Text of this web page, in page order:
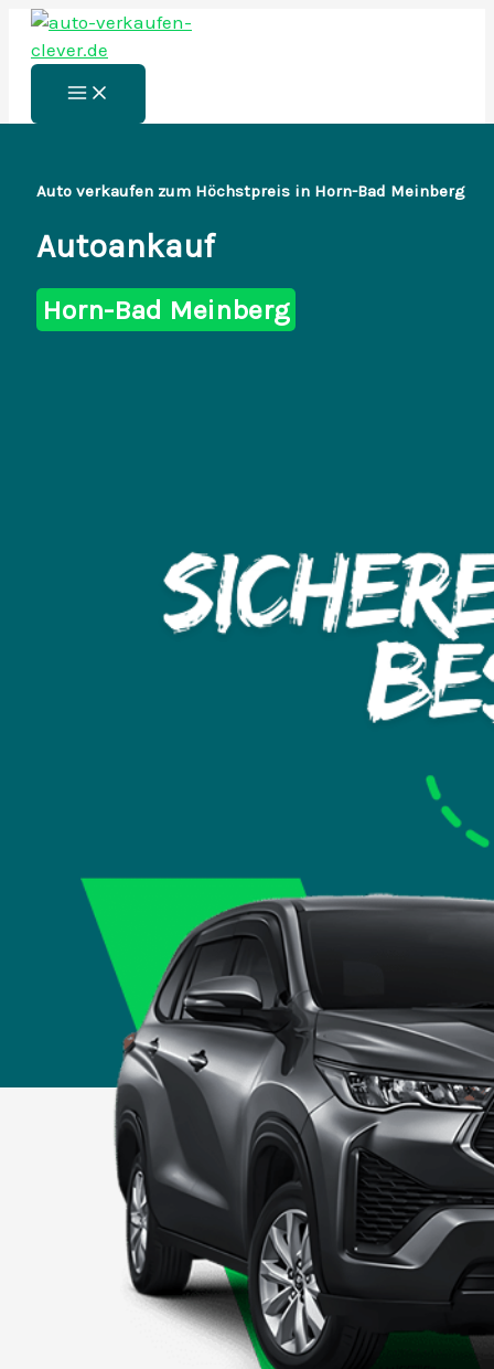
Zum
Inhalt
springen
Main
Menu
Auto verkaufen zum Höchstpreis in Horn-Bad Meinberg
Autoankauf
Horn-Bad Meinberg